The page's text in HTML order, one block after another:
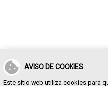
AVISO DE COOKIES
Este sitio web utiliza cookies para